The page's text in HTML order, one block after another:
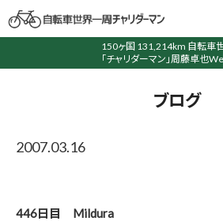
150ヶ国 131,214km 自転車
「チャリダーマン」周藤卓也
ブログ
2007.03.16
446日目 Mildura